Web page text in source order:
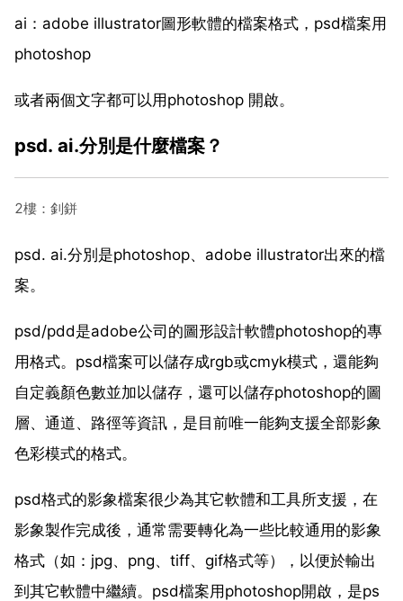
ai：adobe illustrator圖形軟體的檔案格式，psd檔案用
photoshop
或者兩個文字都可以用photoshop 開啟。
psd. ai.分別是什麼檔案？
2樓：釗鉼
psd. ai.分別是photoshop、adobe illustrator出來的檔
案。
psd/pdd是adobe公司的圖形設計軟體photoshop的專
用格式。psd檔案可以儲存成rgb或cmyk模式，還能夠
自定義顏色數並加以儲存，還可以儲存photoshop的圖
層、通道、路徑等資訊，是目前唯一能夠支援全部影象
色彩模式的格式。
psd格式的影象檔案很少為其它軟體和工具所支援，在
影象製作完成後，通常需要轉化為一些比較通用的影象
格式（如：jpg、png、tiff、gif格式等），以便於輸出
到其它軟體中繼續。psd檔案用photoshop開啟，是ps